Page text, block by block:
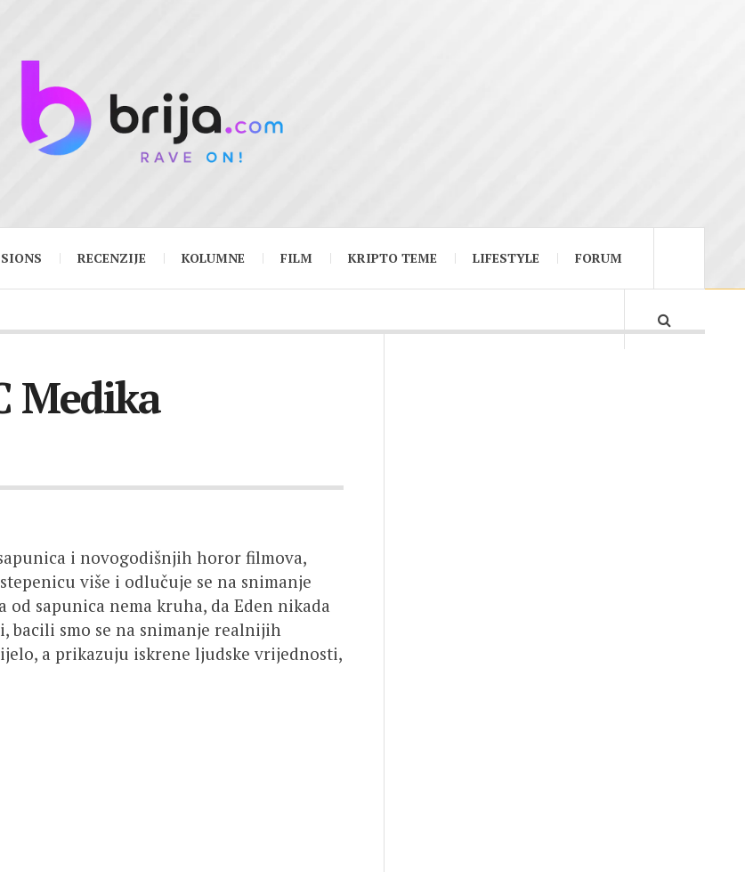
RECENZIJE KOLUMNE FILM KRIPTO TEME LIFESTYLE FORUM
Medika
i novogodišnjih horor filmova,
više i odlučuje se na snimanje
sapunica nema kruha, da Eden nikada
bacili smo se na snimanje realnijih
a prikazuju iskrene ljudske vrijednosti,